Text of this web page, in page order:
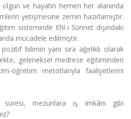
ve hayatın hemen her alanında
yetişmesine zemin hazırlamıştır.
sisteminde Ehl-i Sünnet dışındaki
mücadele edilmiştir.
bilimin yanı sıra ağırlıklı olarak
geleneksel medrese eğitiminden
öğretim metotlarıyla faaliyetlerini
süresi, mezunlara iş imkânı gibi